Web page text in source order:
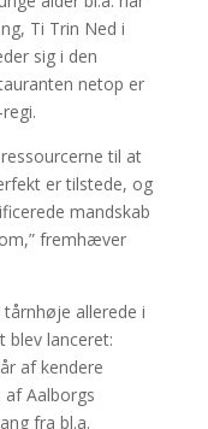
Ti Trin Ned i
sig i den
netop er
til at
er tilstede, og
mandskab
fremhæver
allerede i
blev lanceret:
af kendere
Aalborgs
fra bl.a.